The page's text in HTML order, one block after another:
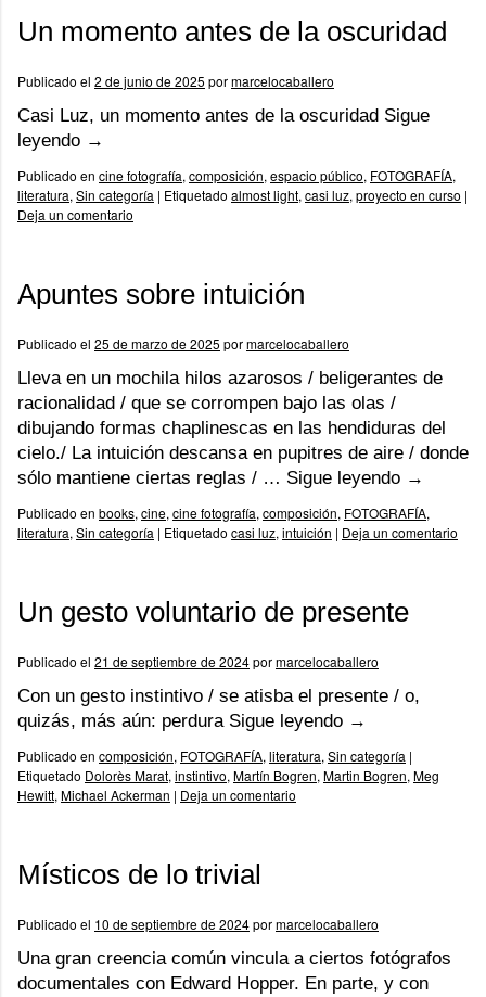
Un momento antes de la oscuridad
Publicado el 2 de junio de 2025 pormarcelocaballero
Casi Luz, un momento antes de la oscuridad Sigue
leyendo →
Publicado en cine fotografía, composición, espacio público, FOTOGRAFÍA,
literatura, Sin categoría | Etiquetado almost light, casi luz, proyecto en curso |
Deja un comentario
Apuntes sobre intuición
Publicado el 25 de marzo de 2025 pormarcelocaballero
Lleva en un mochila hilos azarosos / beligerantes de
racionalidad / que se corrompen bajo las olas /
dibujando formas chaplinescas en las hendiduras del
cielo./ La intuición descansa en pupitres de aire / donde
sólo mantiene ciertas reglas / … Sigue leyendo →
Publicado en books, cine, cine fotografía, composición, FOTOGRAFÍA,
literatura, Sin categoría | Etiquetado casi luz, intuición | Deja un comentario
Un gesto voluntario de presente
Publicado el 21 de septiembre de 2024pormarcelocaballero
Con un gesto instintivo / se atisba el presente / o,
quizás, más aún: perdura Sigue leyendo →
Publicado en composición, FOTOGRAFÍA, literatura, Sin categoría |
Etiquetado Dolorès Marat, instintivo, Martín Bogren, Martin Bogren, Meg
Hewitt, Michael Ackerman | Deja un comentario
Místicos de lo trivial
Publicado el 10 de septiembre de 2024pormarcelocaballero
Una gran creencia común vincula a ciertos fotógrafos
documentales con Edward Hopper. En parte, y con